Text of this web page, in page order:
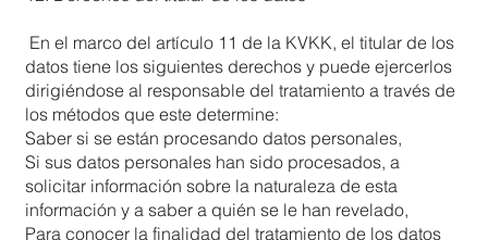
En el marco del artículo 11 de la KVKK, el titular de los
datos tiene los siguientes derechos y puede ejercerlos
dirigiéndose al responsable del tratamiento a través de
los métodos que este determine:
Saber si se están procesando datos personales,
Si sus datos personales han sido procesados, a
solicitar información sobre la naturaleza de esta
información y a saber a quién se le han revelado,
Para conocer la finalidad del tratamiento de los datos